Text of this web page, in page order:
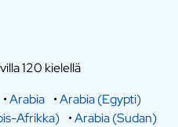
120 kielellä
•Arabia •Arabia (Egypti)
Afrikka) •Arabia (Sudan)